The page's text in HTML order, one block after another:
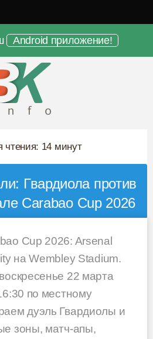
Android приложение!
чтения: 14 минут
Гвардиола против
Carabao Cup 2026
Cup 2026: Arsenal
на Wembley Stadium.
22 марта
по местному
дуэль Гвардиолы и
зоны, матч-апы,